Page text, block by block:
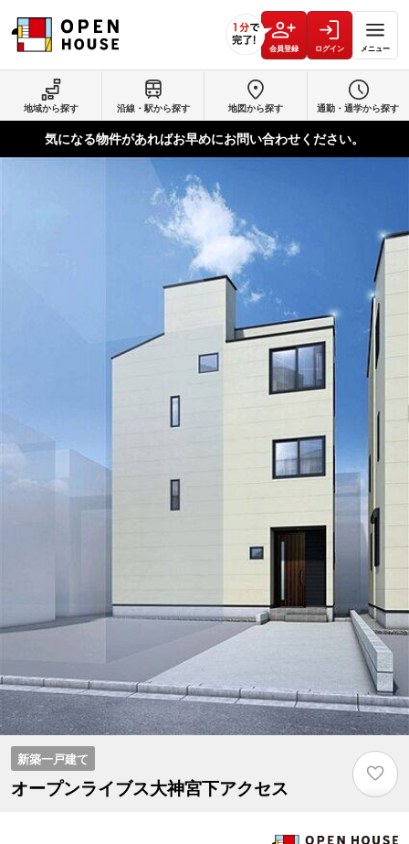
会員登録 ログイン メニュー
地域から探す 沿線・駅から探す 地図から探す 通勤・通学から探す
気になる物件があればお早めにお問い合わせください。
新築一戸建て
オープンライブス大神宮下アクセス
♡